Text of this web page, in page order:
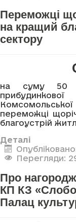
Переможці
на кращий
сектору
на суму 50
переможці
благоустрій
Деталі
Перегляди:
Про
КП КЗ
Палац